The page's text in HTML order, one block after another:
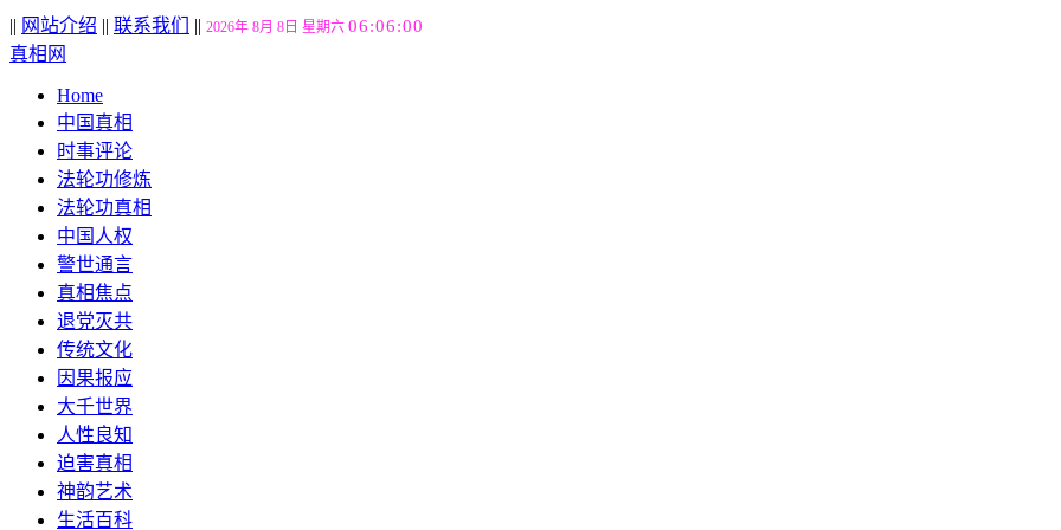
|| 网站介绍 || 联系我们 || 2026年 8月 8日 星期六 06:06:01
真相网
Home
中国真相
时事评论
法轮功修炼
法轮功真相
中国人权
警世通言
真相焦点
退党灭共
传统文化
因果报应
大千世界
人性良知
迫害真相
神韵艺术
生活百科